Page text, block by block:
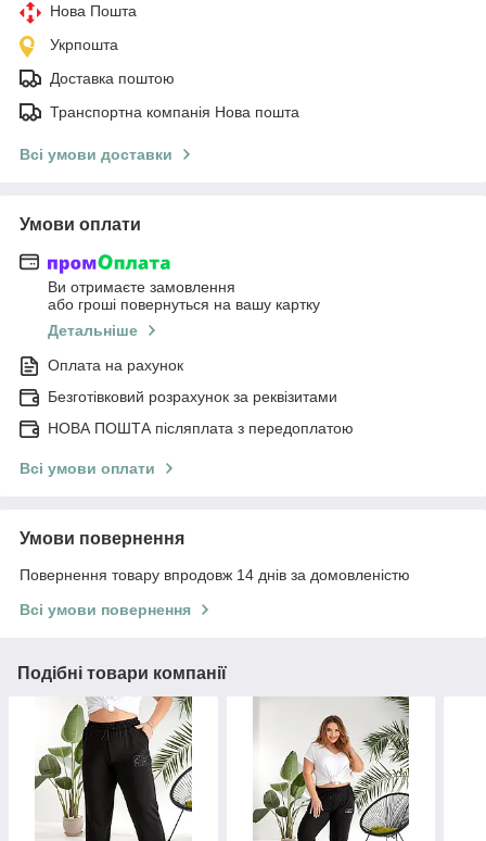
Нова Пошта
Укрпошта
Доставка поштою
Транспортна компанія Нова пошта
Всі умови доставки
Умови оплати
Ви отримаєте замовлення
або гроші повернуться на вашу картку
Детальніше
Оплата на рахунок
Безготівковий розрахунок за реквізитами
НОВА ПОШТА післяплата з передоплатою
Всі умови оплати
Умови повернення
Повернення товару впродовж 14 днів за домовленістю
Всі умови повернення
Подібні товари компанії